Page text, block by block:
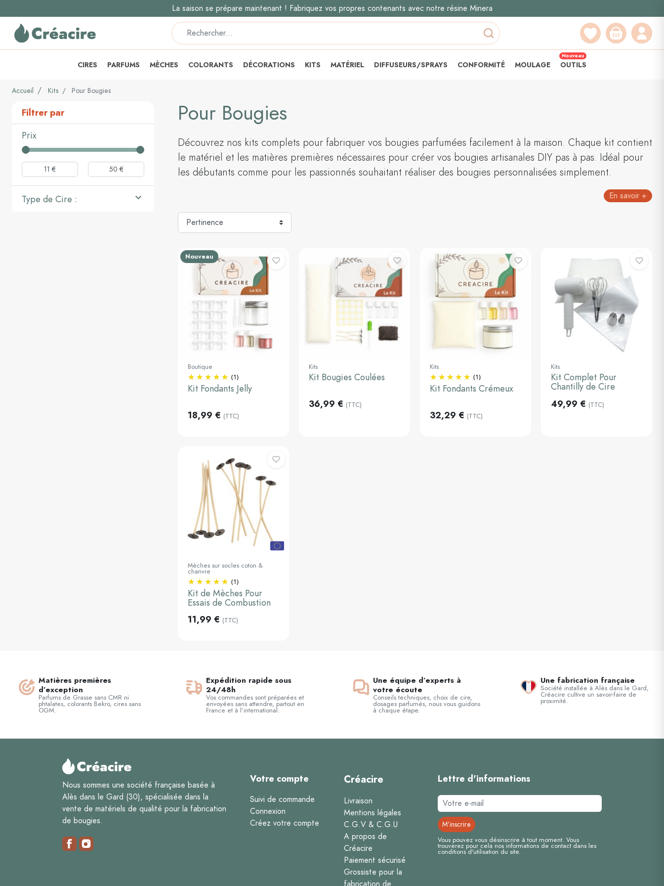
La saison se prépare maintenant ! Fabriquez vos propres contenants avec notre résine Minera
Recherche
CIRES PARFUMS MÈCHES COLORANTS DÉCORATIONS KITS MATÉRIEL DIFFUSEURS/SPRAYS CONFORMITÉ MOULAGE OUTILS
Nouveau
Accueil Kits Pour Bougies
Filtrer par
Prix
Type de Cire : 
Pour Bougies
Découvrez nos kits complets pour fabriquer vos bougies parfumées facilement à la maison. Chaque kit contient
le matériel et les matières premières nécessaires pour créer vos bougies artisanales DIY pas à pas. Idéal pour
les débutants comme pour les passionnés souhaitant réaliser des bougies personnalisées simplement.
En savoir +
Nouveau
Ajouter au panier
Boutique
(1)
Kit Fondants Jelly
18,99 € (TTC)
Ajouter au panier
Kits
Kit Bougies Coulées
36,99 € (TTC)
Ajouter au panier
Kits
(1)
Kit Fondants Crémeux
32,29 € (TTC)
Ajouter au panier
Kits
Kit Complet Pour
Chantilly de Cire
49,99 € (TTC)
Ajouter au panier
Mèches sur socles coton &
chanvre
(1)
Kit de Mèches Pour
Essais de Combustion
11,99 € (TTC)
Matières premières
d’exception
Parfums de Grasse sans CMR ni
phtalates, colorants Bekro, cires sans
OGM.
Expédition rapide sous
24/48h
Vos commandes sont préparées et
envoyées sans attendre, partout en
France et à l’international.
Une équipe d’experts à
votre écoute
Conseils techniques, choix de cire,
dosages parfumés, nous vous guidons
à chaque étape.
Une fabrication française
Société installée à Alès dans le Gard,
Créacire cultive un savoir-faire de
proximité.
Nous sommes une société française basée à
Alès dans le Gard (30), spécialisée dans la
vente de matériels de qualité pour la fabrication
de bougies.
Votre compte
Suivi de commande
Connexion
Créez votre compte
Créacire
Livraison
Mentions légales
C.G.V & C.G.U
A propos de
Créacire
Paiement sécurisé
Grossiste pour la
Lettre d'informations
Vous pouvez vous désinscrire à tout moment. Vous
trouverez pour cela nos informations de contact dans les
conditions d'utilisation du site.